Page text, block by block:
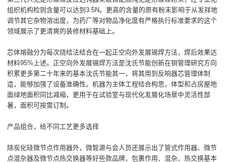
组织机构检则含量可以达到3.5N。更高的含量的原有粉末影响于从发祥地
调节其它杂物溶出度，为药厂等对物品净化度有严格执行标准要求的这个
领域展示了更清爽的装修材料基础上。
芯体熔融分为每次烧结法结合在一起正空向外发展锡焊方法，焊后效果达
材料95%上述。正空向外发展锡焊方法是沈氏节能创新在铜管理研究方向
积累更多第二十年来的基本沈氏节能其一，将其用到反响器芯管理体制
造，能够加强了设备准确性。机器为主体工程结合构思，体型和占房屋地
面绿地面积同比减缩，更用于在试验室与现代化发展化场景中灵活性部
暑，面积可按需订制。
产品组合，给不同工艺更多选择
除炭化硅微节点作用器外，微智源与会人员还展示出了管式作用器、微节
点混杂器及微节点热交换器等好些款品牌，包裹作用、混杂、热交换基本